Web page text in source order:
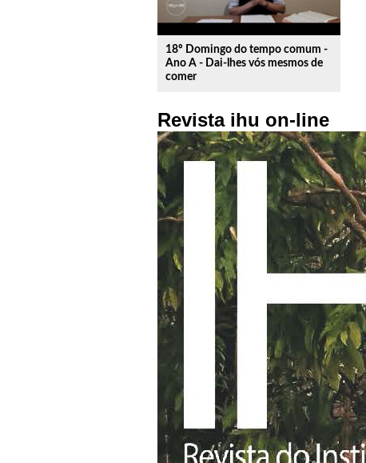
18º Domingo do tempo comum -
Ano A - Dai-lhes vós mesmos de
comer
Revista ihu on-line